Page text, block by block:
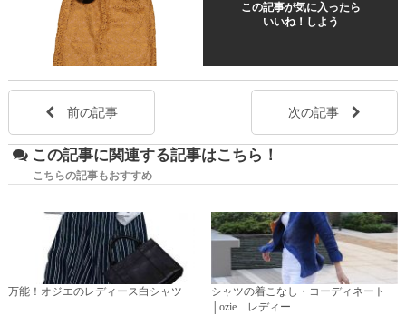
この記事が気に入ったら
いいね！しよう
前の記事 次の記事
この記事に関連する記事はこちら！
こちらの記事もおすすめ
万能！オジエのレディース白シャツ
シャツの着こなし・コーディネート
│ozie レディー…